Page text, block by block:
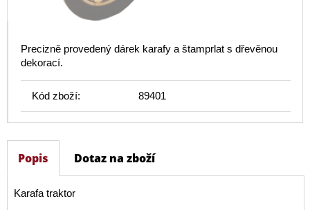
Precizně provedený dárek karafy a štamprlat s dřevěnou
dekorací.
Kód zboží: 89401
Popis Dotaz na zboží
Karafa traktor